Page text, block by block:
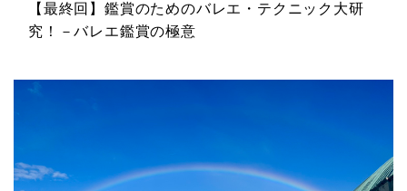
【最終回】鑑賞のためのバレエ・テクニック大研
究！－バレエ鑑賞の極意